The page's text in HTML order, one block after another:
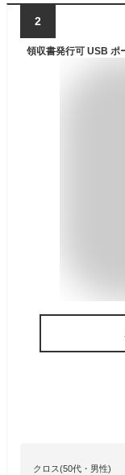
2
クロス(50代・男性)